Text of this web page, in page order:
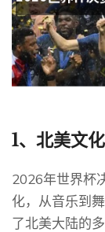
1、北美文
2026年世界杯
化，从音乐到
了北美大陆的